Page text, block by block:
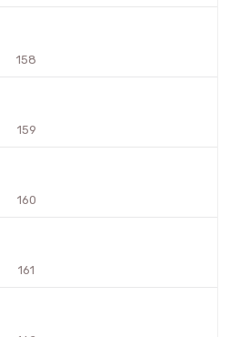
158
159
160
161